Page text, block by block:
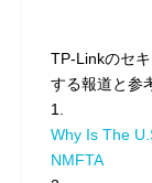
TP-Linkのセ
する報道と参
1.
Why Is The
NMFTA